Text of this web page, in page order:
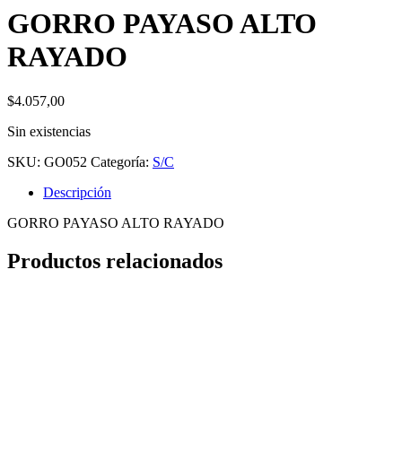
GORRO PAYASO ALTO
RAYADO
$4.057,00
Sin existencias
SKU: GO052 Categoría: S/C
Descripción
GORRO PAYASO ALTO RAYADO
Productos relacionados